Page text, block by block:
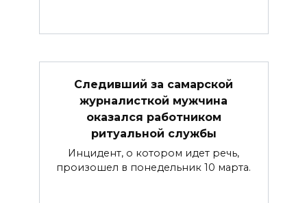
Следивший за самарской
журналисткой мужчина
оказался работником
ритуальной службы
Инцидент, о котором идет речь,
произошел в понедельник 10 марта.